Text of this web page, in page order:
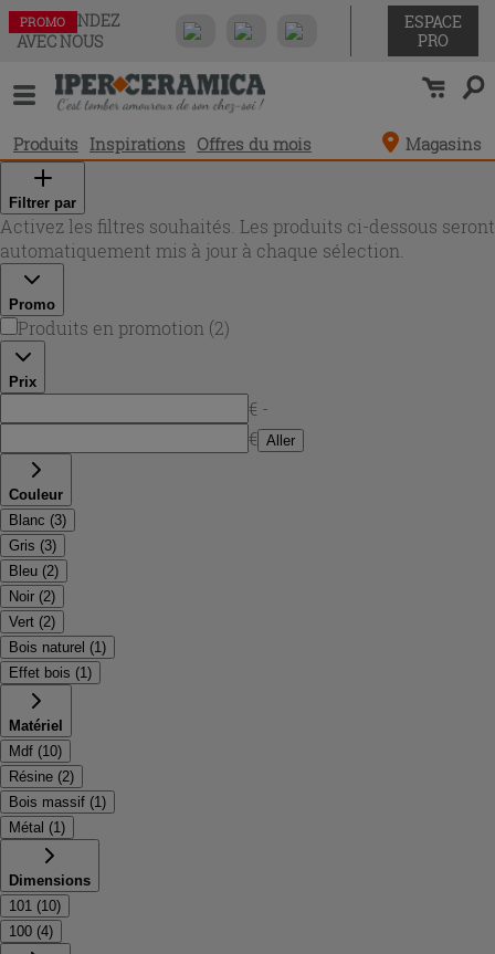
COMMANDEZ
AVEC NOUS
ESPACE
PRO
Produits Inspirations Offres du mois Magasins
Filtrer par
Activez les filtres souhaités. Les produits ci-dessous seront
automatiquement mis à jour à chaque sélection.
Promo
Produits en promotion (2)
Prix
€ -
€ Aller
Couleur
Blanc (3)
Gris (3)
Bleu (2)
Noir (2)
Vert (2)
Bois naturel (1)
Effet bois (1)
Matériel
Mdf (10)
Résine (2)
Bois massif (1)
Métal (1)
Dimensions
101 (10)
100 (4)
PROMO
PROMO